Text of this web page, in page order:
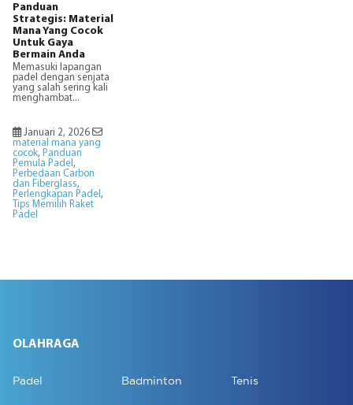
Panduan
Strategis: Material
Mana Yang Cocok
Untuk Gaya
Bermain Anda
Memasuki lapangan
padel dengan senjata
yang salah sering kali
menghambat...
Januari 2, 2026
material mana yang
cocok, Panduan
Pemula Padel ,
Perbedaan Carbon
dan Fiberglass,
Perlengkapan Padel ,
Tips Memilih Raket
Padel
OLAHRAGA
Padel Badminton Tenis